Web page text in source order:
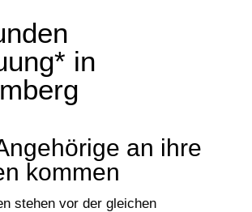
in
an ihre
kommen
stehen vor der gleichen